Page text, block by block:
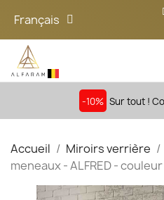
Français
-10% Sur tout !
Accueil Miroirs verrière
meneaux - ALFRED -